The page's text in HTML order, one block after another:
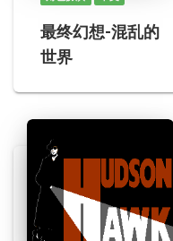
最终幻想-混乱的
世界